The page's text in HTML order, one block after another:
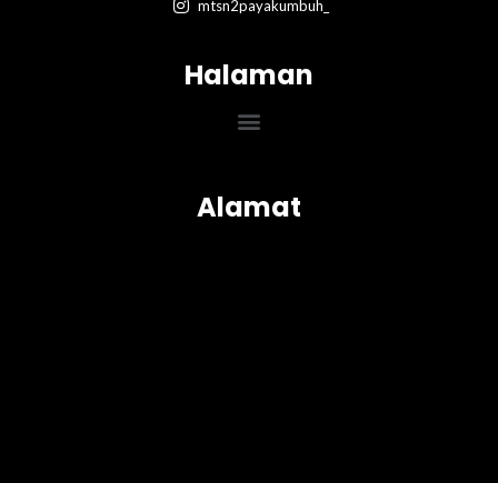
mtsn2payakumbuh_
Halaman
Menu
Alamat